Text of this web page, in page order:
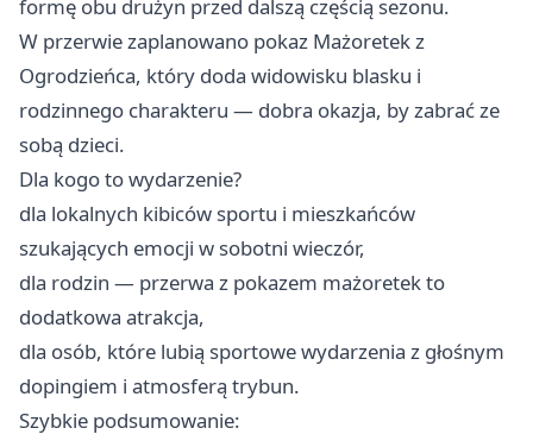
formę obu drużyn przed dalszą częścią sezonu.
W przerwie zaplanowano pokaz Mażoretek z
Ogrodzieńca, który doda widowisku blasku i
rodzinnego charakteru — dobra okazja, by zabrać ze
sobą dzieci. ‍
Dla kogo to wydarzenie?
dla lokalnych kibiców sportu i mieszkańców
szukających emocji w sobotni wieczór,
dla rodzin — przerwa z pokazem mażoretek to
dodatkowa atrakcja,
dla osób, które lubią sportowe wydarzenia z głośnym
dopingiem i atmosferą trybun.
Szybkie podsumowanie: